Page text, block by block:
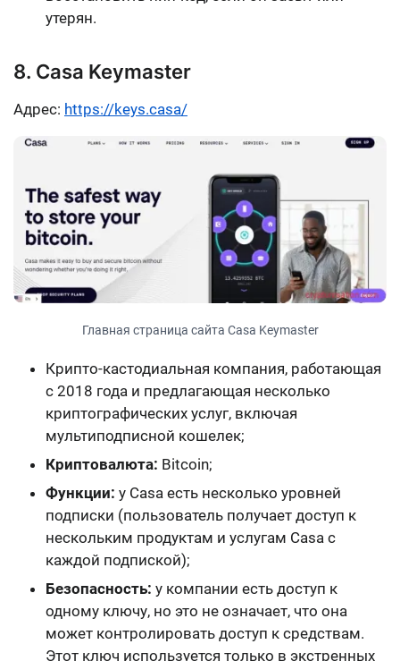
утерян.
8. Casa Keymaster
Адрес: https://keys.casa/
Главная страница сайта Casa Keymaster
Крипто-кастодиальная компания, работающая
с 2018 года и предлагающая несколько
криптографических услуг, включая
мультиподписной кошелек;
Криптовалюта: Bitcoin;
Функции: у Casa есть несколько уровней
подписки (пользователь получает доступ к
нескольким продуктам и услугам Casa с
каждой подпиской);
Безопасность: у компании есть доступ к
одному ключу, но это не означает, что она
может контролировать доступ к средствам.
Этот ключ используется только в экстренных